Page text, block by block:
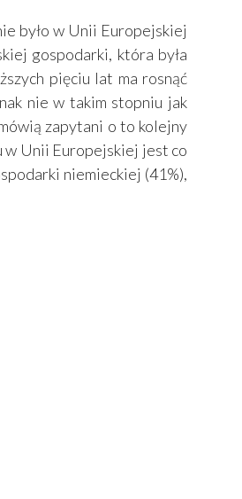
było w Unii Europejskiej
gospodarki, która była
pięciu lat ma rosnąć
nie w takim stopniu jak
zapytani o to kolejny
w Unii Europejskiej jest co
niemieckiej (41%),